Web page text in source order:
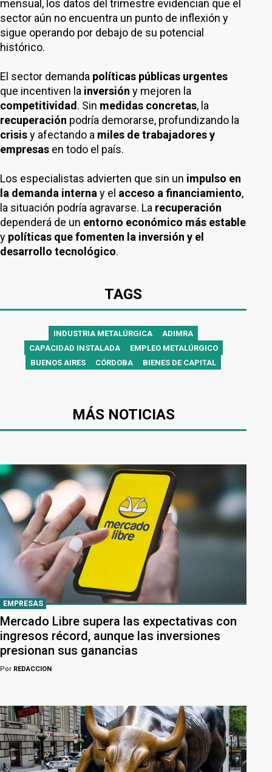
mensual, los datos del trimestre evidencian que el
sector aún no encuentra un punto de inflexión y
sigue operando por debajo de su potencial
histórico.
El sector demanda políticas públicas urgentes
que incentiven la inversión y mejoren la
competitividad . Sin medidas concretas, la
recuperación podría demorarse, profundizando la
crisisy afectando a miles de trabajadores y
empresas en todo el país.
Los especialistas advierten que sin un impulso en
la demanda interna y el acceso a financiamiento,
la situación podría agravarse. La recuperación
dependerá de un entorno económico más estable
y políticas que fomenten la inversión y el
desarrollo tecnológico.
TAGS
INDUSTRIA METALÚRGICA
ADIMRA
CAPACIDAD INSTALADA
EMPLEO METALÚRGICO
BUENOS AIRES
CÓRDOBA BIENES DE CAPITAL
MÁS NOTICIAS
EMPRESAS
Mercado Libre supera las expectativas con
ingresos récord, aunque las inversiones
presionan sus ganancias
Por REDACCION